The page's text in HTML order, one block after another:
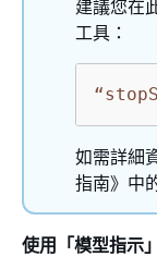
建議您在
工具：
如需詳細
指南》中
使用「模型指示」